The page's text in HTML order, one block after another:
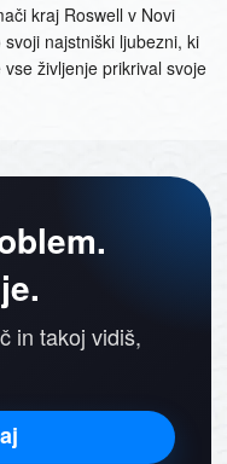
kraj Roswell v Novi
najstniški ljubezni, ki
življenje prikrival svoje
in takoj vidiš,